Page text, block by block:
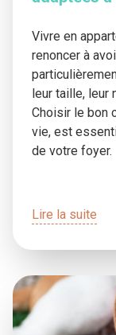
Vivre en
renoncer à
leur taille, leur
Choisir le bon
vie, est
de votre foyer.
Lire la suite